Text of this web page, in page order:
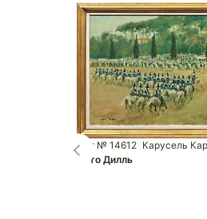
Лот № 14612 Карусель
Отто Дилль